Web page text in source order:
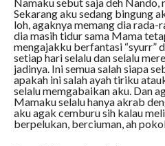
Sekarang aku sedang bingung
loh, agaknya memang dia rada-
dia masih tidur sama Mama
mengajakku berfantasi “syurr”
setiap hari selalu dan selalu
jadinya. Ini semua salah siapa
apakah ini salah ayah tiriku
selalu memgabaikan aku. Dan
Mamaku selalu hanya akrab
aku agak cemburu sih kalau
berpelukan, berciuman, ah